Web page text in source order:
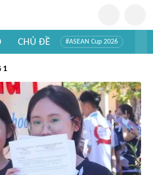
CHỦ ĐỀ #ASEAN Cup 2026
1